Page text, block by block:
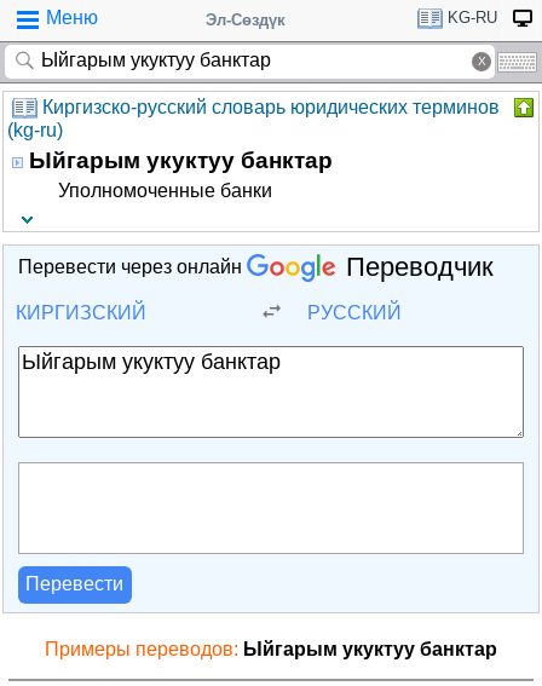
Меню Эл-Сөздүк KG-RU
Киргизско-русский словарь юридических терминов
(kg-ru)
Ыйгарым укуктуу банктар
Уполномоченные банки
Перевести через онлайн Переводчик
КИРГИЗСКИЙ РУССКИЙ
Перевести
Примеры переводов: Ыйгарым укуктуу банктар